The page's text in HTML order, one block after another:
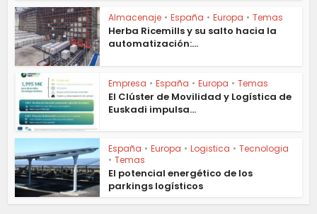
Almacenaje • España • Europa • Temas
Herba Ricemills y su salto hacia la
automatización:...
Empresa • España • Europa • Temas
El Clúster de Movilidad y Logística de
Euskadi impulsa...
España • Europa • Logistica • Tecnologia
• Temas
El potencial energético de los
parkings logísticos